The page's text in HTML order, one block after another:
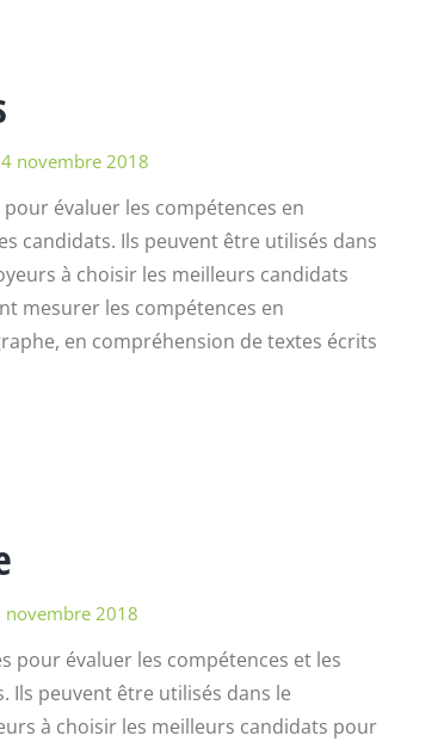
novembre 2018
évaluer les compétences en
candidats. Ils peuvent être utilisés dans
à choisir les meilleurs candidats
mesurer les compétences en
en compréhension de textes écrits
novembre 2018
pour évaluer les compétences et les
Ils peuvent être utilisés dans le
à choisir les meilleurs candidats pour